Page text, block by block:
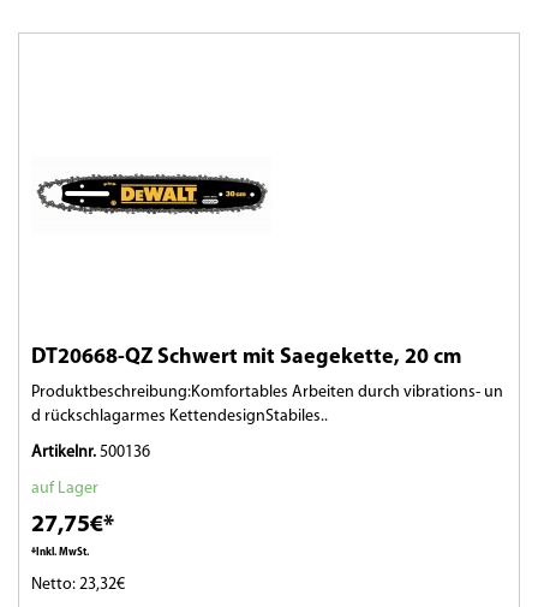
DT20668-QZ Schwert mit Saegekette, 20 cm
Produktbeschreibung:Komfortables Arbeiten durch vibrations- un
d rückschlagarmes KettendesignStabiles..
Artikelnr. 500136
auf Lager
27,75€*
*Inkl. MwSt.
Netto: 23,32€